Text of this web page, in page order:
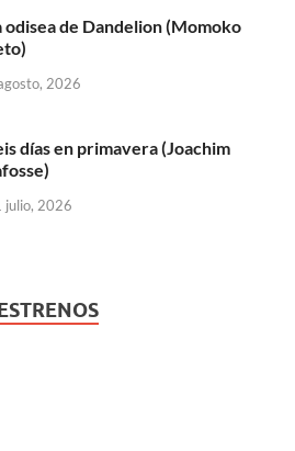
odisea de Dandelion (Momoko
2026
días en primavera (Joachim
julio, 2026